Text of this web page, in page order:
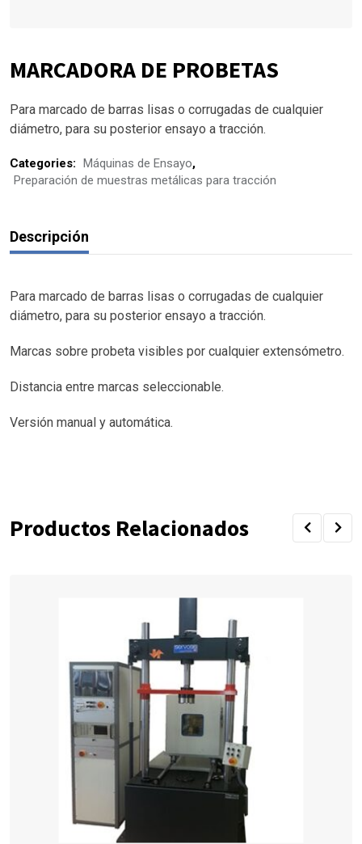
MARCADORA DE PROBETAS
Para marcado de barras lisas o corrugadas de cualquier
diámetro, para su posterior ensayo a tracción.
Categories: Máquinas de Ensayo,
Preparación de muestras metálicas para tracción
Descripción
Para marcado de barras lisas o corrugadas de cualquier
diámetro, para su posterior ensayo a tracción.
Marcas sobre probeta visibles por cualquier extensómetro.
Distancia entre marcas seleccionable.
Versión manual y automática.
Productos Relacionados